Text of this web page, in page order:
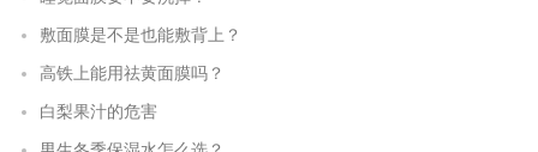
敷面膜是不是也能敷背上？
高铁上能用祛黄面膜吗？
白梨果汁的危害